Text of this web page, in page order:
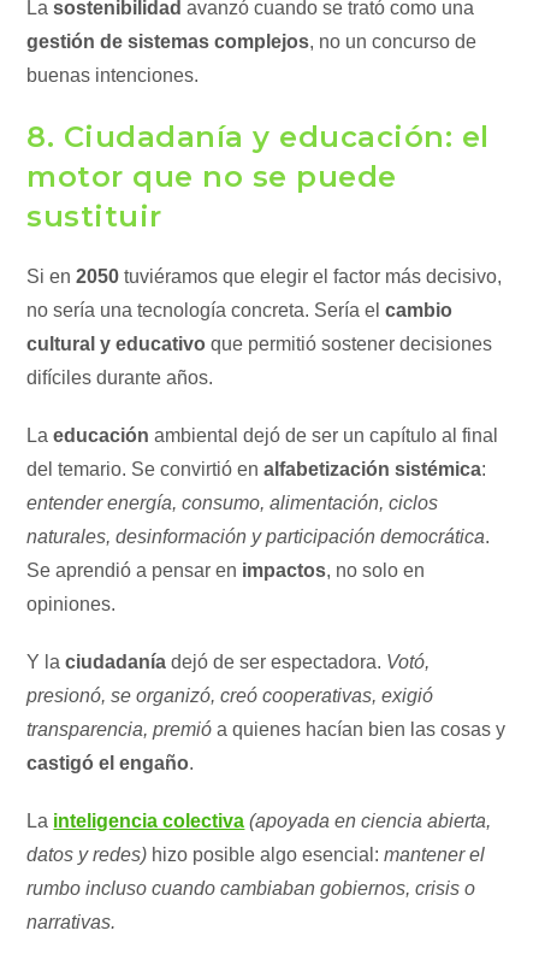
Lasostenibilidad avanzó cuando se trató como una
gestión de sistemas complejos, no un concurso de
buenas intenciones.
8. Ciudadanía y educación: el
motor que no se puede
sustituir
Si en2050 tuviéramos que elegir el factor más decisivo,
no sería una tecnología concreta. Sería elcambio
cultural y educativo que permitió sostener decisiones
difíciles durante años.
Laeducación ambiental dejó de ser un capítulo al final
del temario. Se convirtió enalfabetización sistémica:
entender energía, consumo, alimentación, ciclos
naturales, desinformación y participación democrática.
Se aprendió a pensar en impactos, no solo en
opiniones.
Y laciudadanía dejó de ser espectadora. Votó,
presionó, se organizó, creó cooperativas, exigió
transparencia, premió a quienes hacían bien las cosas y
castigó el engaño.
La inteligencia colectiva (apoyada en ciencia abierta,
datos y redes) hizo posible algo esencial:mantener el
rumbo incluso cuando cambiaban gobiernos, crisis o
narrativas.